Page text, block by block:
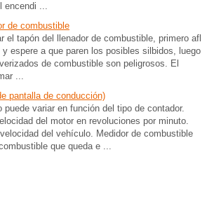
encendi ...
de combustible
el tapón del llenador de combustible, primero afl
espere a que paren los posibles silbidos, luego
de combustible son peligrosos. El
...
pantalla de conducción)
puede variar en función del tipo de contador.
del motor en revoluciones por minuto.
del vehículo. Medidor de combustible
que queda e ...